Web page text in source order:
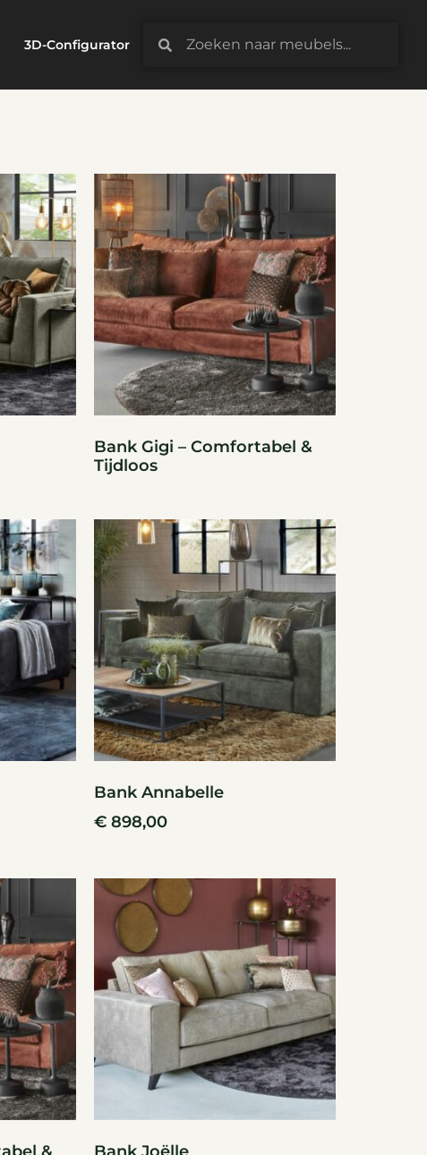
3D-Configurator
Bank Gigi – Comfortabel &
Tijdloos
Bank Annabelle
€ 898,00